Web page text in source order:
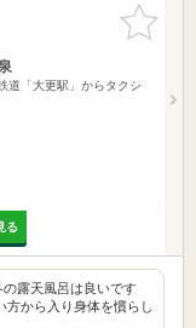
お気に入
りに追加
道「大更駅」からタクシ
る
露天風呂は良いです
方から入り身体を慣らし